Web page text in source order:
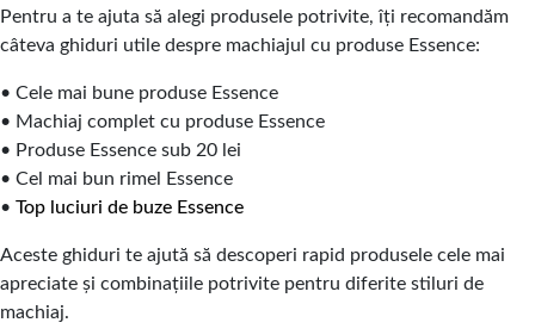
Pentru a te ajuta să alegi produsele potrivite, îți recomandăm
câteva ghiduri utile despre machiajul cu produse Essence:
• Cele mai bune produse Essence
• Machiaj complet cu produse Essence
• Produse Essence sub 20 lei
• Cel mai bun rimel Essence
• Top luciuri de buze Essence
Aceste ghiduri te ajută să descoperi rapid produsele cele mai
apreciate și combinațiile potrivite pentru diferite stiluri de
machiaj.